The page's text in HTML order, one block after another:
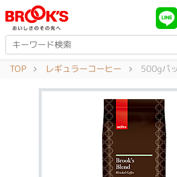
TOP レギュラーコーヒー 500gパ